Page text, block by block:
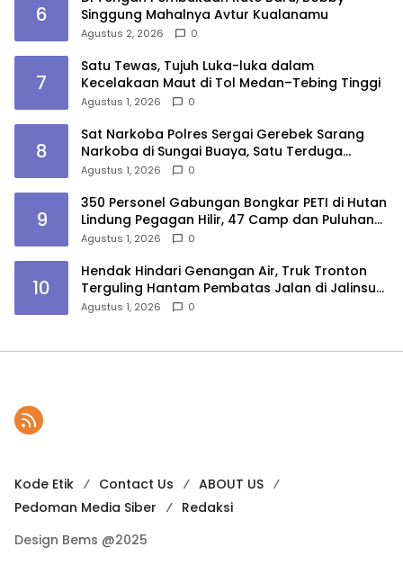
6
Singgung Mahalnya Avtur Kualanamu
Agustus 2, 2026 0
7
Satu Tewas, Tujuh Luka-luka dalam
Kecelakaan Maut di Tol Medan–Tebing Tinggi
Agustus 1, 2026 0
8
Sat Narkoba Polres Sergai Gerebek Sarang
Narkoba di Sungai Buaya, Satu Terduga
Pelaku Diamankan
Agustus 1, 2026 0
9
350 Personel Gabungan Bongkar PETI di Hutan
Lindung Pegagan Hilir, 47 Camp dan Puluhan
Peralatan Dimusnahkan
Agustus 1, 2026 0
10
Hendak Hindari Genangan Air, Truk Tronton
Terguling Hantam Pembatas Jalan di Jalinsum
Sergai
Agustus 1, 2026 0
Kode Etik Contact Us
ABOUT US
Pedoman Media Siber
Redaksi
Design Bems @2025